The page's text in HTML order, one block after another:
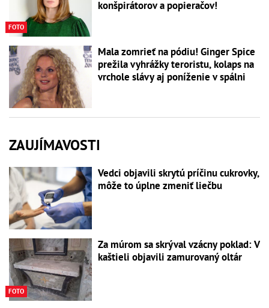
FOTO
konšpirátorov a popieračov!
Mala zomrieť na pódiu! Ginger Spice
prežila vyhrážky teroristu, kolaps na
vrchole slávy aj poníženie v spálni
ZAUJÍMAVOSTI
Vedci objavili skrytú príčinu cukrovky,
môže to úplne zmeniť liečbu
FOTO
Za múrom sa skrýval vzácny poklad: V
kaštieli objavili zamurovaný oltár